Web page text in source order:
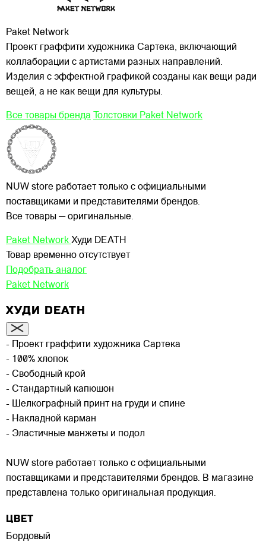
Paket Network
Проект граффити художника Сартека, включающий
коллаборации с артистами разных направлений.
Изделия с эффектной графикой созданы как вещи ради
вещей, а не как вещи для культуры.
Все товары бренда Толстовки Paket Network
NUW store работает только с официальными
поставщиками и представителями брендов.
Все товары — оригинальные.
Paket Network Худи DEATH
Товар временно отсутствует
Подобрать аналог
Paket Network
ХУДИ DEATH
- Проект граффити художника Сартека
- 100% хлопок
- Свободный крой
- Стандартный капюшон
- Шелкографный принт на груди и спине
- Накладной карман
- Эластичные манжеты и подол
NUW store работает только с официальными
поставщиками и представителями брендов. В магазине
представлена только оригинальная продукция.
ЦВЕТ
Бордовый